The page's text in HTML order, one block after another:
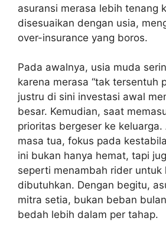
asuransi merasa lebih tenang
disesuaikan dengan usia,
over-insurance yang boros.
Pada awalnya, usia muda
karena merasa “tak tersentuh
justru di sini investasi awal
besar. Kemudian, saat
prioritas bergeser ke keluarga.
masa tua, fokus pada
ini bukan hanya hemat, tapi
seperti menambah rider untuk
dibutuhkan. Dengan begitu,
mitra setia, bukan beban
bedah lebih dalam per tahap.